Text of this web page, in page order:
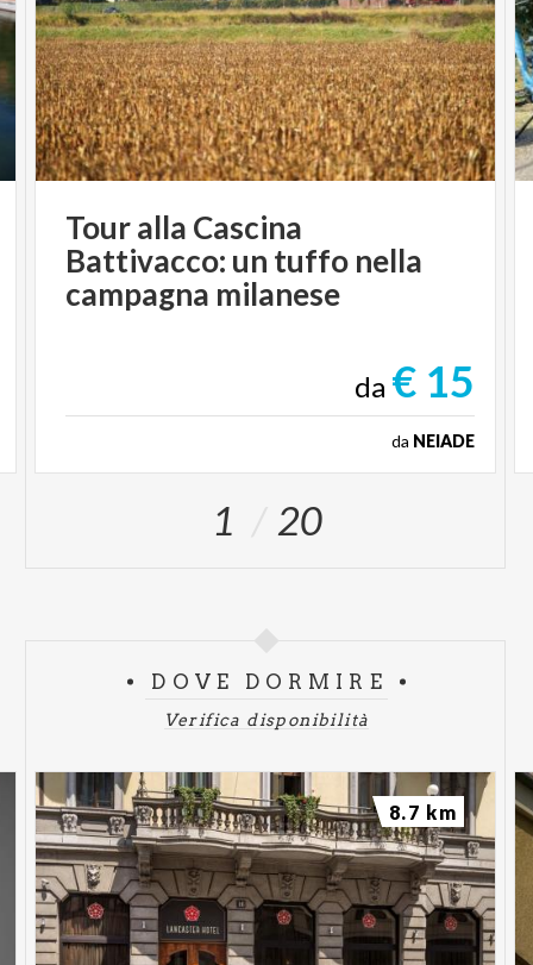
Tour alla Cascina
Battivacco: un tuffo nella
campagna milanese
da € 15
da NEIADE
1 20
DOVE DORMIRE
Verifica disponibilità
8.7 km